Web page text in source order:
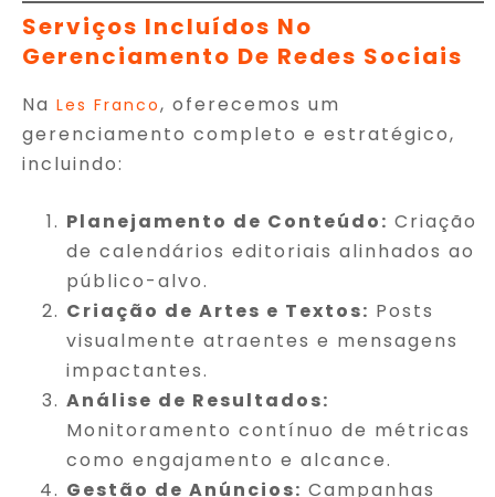
Serviços Incluídos No
Gerenciamento De Redes Sociais
Na Les Franco, oferecemos um
gerenciamento completo e estratégico,
incluindo:
Planejamento de Conteúdo: Criação
de calendários editoriais alinhados ao
público-alvo.
Criação de Artes e Textos: Posts
visualmente atraentes e mensagens
impactantes.
Análise de Resultados:
Monitoramento contínuo de métricas
como engajamento e alcance.
Gestão de Anúncios: Campanhas